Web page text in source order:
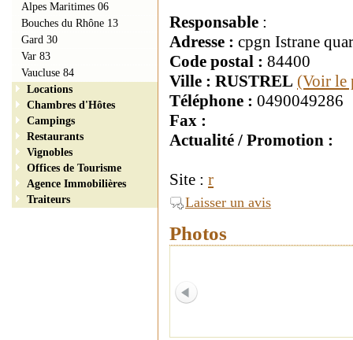
Responsable :
Adresse : cpgn Istrane
Code postal : 84400
Ville : RUSTREL (Voir le
Téléphone : 0490049286
Fax :
Actualité / Promotion :
Site : r
Laisser un avis
Photos
Alpes Maritimes 06
Bouches du Rhône 13
Gard 30
Var 83
Vaucluse 84
Locations
Chambres d'Hôtes
Campings
Restaurants
Vignobles
Offices de Tourisme
Agence Immobilières
Traiteurs